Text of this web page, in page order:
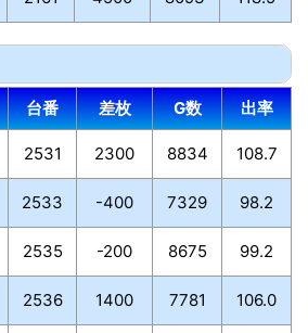
台番 差枚 G数 出率
2531 2300 8834 108.7
2533 -400 7329 98.2
2535 -200 8675 99.2
2536 1400 7781 106.0